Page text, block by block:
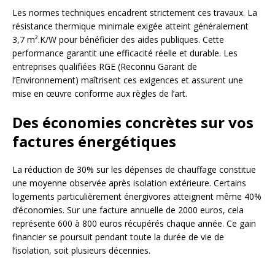
Les normes techniques encadrent strictement ces travaux. La
résistance thermique minimale exigée atteint généralement
3,7 m².K/W pour bénéficier des aides publiques. Cette
performance garantit une efficacité réelle et durable. Les
entreprises qualifiées RGE (Reconnu Garant de
l’Environnement) maîtrisent ces exigences et assurent une
mise en œuvre conforme aux règles de l’art.
Des économies concrètes sur vos
factures énergétiques
La réduction de 30% sur les dépenses de chauffage constitue
une moyenne observée après isolation extérieure. Certains
logements particulièrement énergivores atteignent même 40%
d’économies. Sur une facture annuelle de 2000 euros, cela
représente 600 à 800 euros récupérés chaque année. Ce gain
financier se poursuit pendant toute la durée de vie de
l’isolation, soit plusieurs décennies.